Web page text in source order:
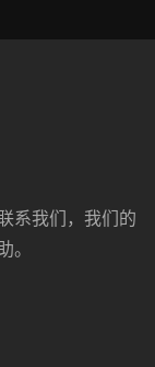
系我们，我们的
。